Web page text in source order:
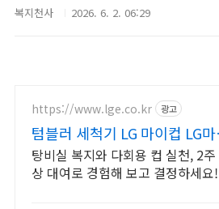
복지천사 2026. 6. 2. 06:29
https://www.lge.co.kr 광고
텀블러 세척기 LG 마이컵 LG
컵 무상대여신청
탕비실 복지와 다회용 컵 실천, 2주
상 대여로 경험해 보고 결정하세요!